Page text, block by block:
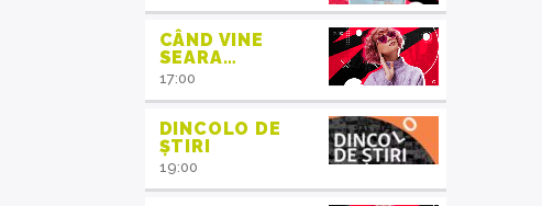
CÂND VINE
SEARA…
17:00
DINCOLO DE
ȘTIRI
19:00